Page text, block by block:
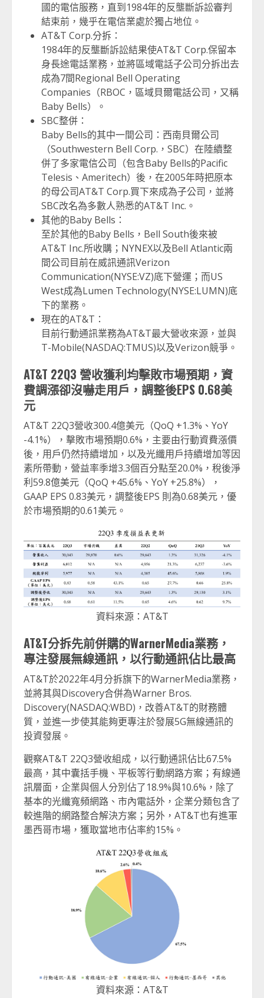
國的電信服務，直到1984年的反壟斷訴訟審判
結束前，幾乎在電信業處於獨占地位。
AT&T Corp.分拆：
1984年的反壟斷訴訟結果使AT&T Corp.保留本
身長途電話業務，並將區域電話子公司分拆出去
成為7間Regional Bell Operating
Companies（RBOC，區域貝爾電話公司，又稱
Baby Bells）。
SBC整併：
Baby Bells的其中一間公司：西南貝爾公司
（Southwestern Bell Corp.，SBC）在陸續整
併了多家電信公司（包含Baby Bells的Pacific
Telesis、Ameritech）後，在2005年時把原本
的母公司AT&T Corp.買下來成為子公司，並將
SBC改名為多數人熟悉的AT&T Inc.。
其他的Baby Bells：
至於其他的Baby Bells，Bell South後來被
AT&T Inc.所收購；NYNEX以及Bell Atlantic兩
間公司目前在威訊通訊Verizon
Communication(NYSE:VZ)底下營運；而US
West成為Lumen Technology(NYSE:LUMN)底
下的業務。
現在的AT&T：
目前行動通訊業務為AT&T最大營收來源，並與
T-Mobile(NASDAQ:TMUS)以及Verizon競爭。
AT&T 22Q3 營收獲利均擊敗市場預期，資
費調漲卻沒嚇走用戶，調整後EPS 0.68美
元
AT&T 22Q3營收300.4億美元（QoQ +1.3%、YoY
-4.1%），擊敗市場預期0.6%，主要由行動資費漲價
後，用戶仍然持續增加，以及光纖用戶持續增加等因
素所帶動，營益率季增3.3個百分點至20.0%，稅後淨
利59.8億美元（QoQ +45.6%、YoY +25.8%），
GAAP EPS 0.83美元，調整後EPS 則為0.68美元，優
於市場預期的0.61美元。
資料來源：AT&T
AT&T分拆先前併購的WarnerMedia業務，
專注發展無線通訊，以行動通訊佔比最高
AT&T於2022年4月分拆旗下的WarnerMedia業務，
並將其與Discovery合併為Warner Bros.
Discovery(NASDAQ:WBD)，改善AT&T的財務體
質，並進一步使其能夠更專注於發展5G無線通訊的
投資發展。
觀察AT&T 22Q3營收組成，以行動通訊佔比67.5%
最高，其中囊括手機、平板等行動網路方案；有線通
訊層面，企業與個人分別佔了18.9%與10.6%，除了
基本的光纖寬頻網路、市內電話外，企業分類包含了
較進階的網路整合解決方案；另外，AT&T也有進軍
墨西哥市場，獲取當地市佔率約15%。
資料來源：AT&T